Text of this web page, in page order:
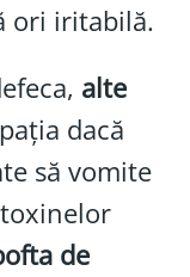
ori iritabilă.
alte
dacă
să vomite
de